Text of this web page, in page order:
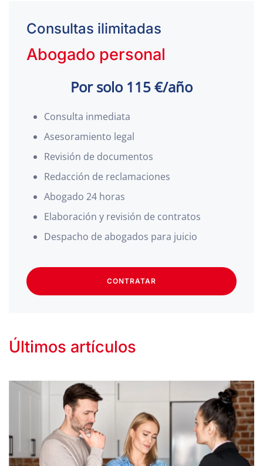
Consultas ilimitadas
Abogado personal
Por solo 115 €/año
Consulta inmediata
Asesoramiento legal
Revisión de documentos
Redacción de reclamaciones
Abogado 24 horas
Elaboración y revisión de contratos
Despacho de abogados para juicio
CONTRATAR
Últimos artículos